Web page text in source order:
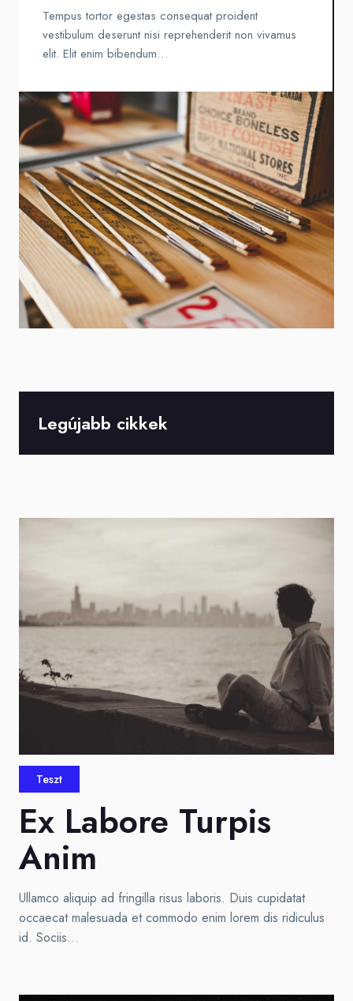
Tempus tortor egestas consequat proident
vestibulum deserunt nisi reprehenderit non vivamus
elit. Elit enim bibendum…
Legújabb cikkek
Teszt
Ex Labore Turpis
Anim
Ullamco aliquip ad fringilla risus laboris. Duis cupidatat
occaecat malesuada et commodo enim lorem dis ridiculus
id. Sociis…